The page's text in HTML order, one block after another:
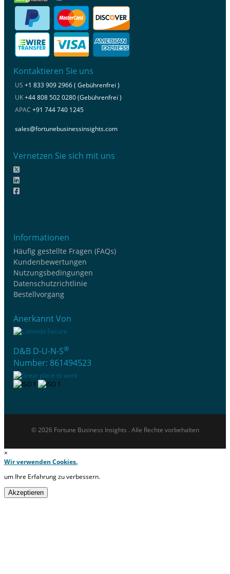
Kontaktieren Sie uns
US +1 833 909 2966 ( Gebührenfrei )
UK+44 808 502 0280 (Gebührenfrei )
APAC +91 744 740 1245
sales@fortunebusinessinsights.com
Vernetzen Sie sich mit uns
Informationen
Häufig gestellte Fragen (FAQs)
Kundenbewertungen
Nutzungsbedingungen
Datenschutzrichtlinie
Bestellvorgang
Anerkannt Von
D&B D-U-N-S®
Number: 861494523
© 2026 Fortune Business Insights . Alle Rechte vorbehalten
×
Wir verwenden Cookies.
um Ihre Erfahrung zu verbessern.
Akzeptieren